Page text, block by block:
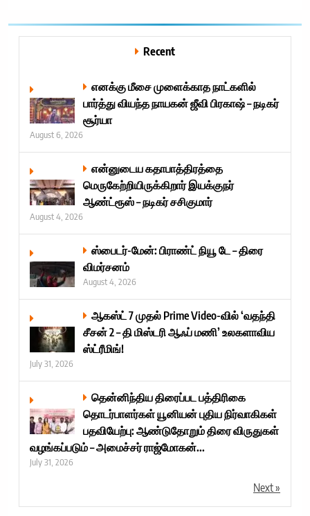
Recent
எனக்கு மீசை முளைக்காத நாட்களில்
பார்த்து வியந்த நாயகன் ஜீவி பிரகாஷ் – நடிகர்
சூர்யா
August 6, 2026
என்னுடைய கதாபாத்திரத்தை
மெருகேற்றியிருக்கிறார் இயக்குநர்
ஆண்ட்ரூஸ் – நடிகர் சசிகுமார்
August 4, 2026
ஸ்பைடர்-மேன்: பிராண்ட் நியூ டே – திரை
விமர்சனம்
August 4, 2026
ஆகஸ்ட் 7 முதல் Prime Video-வில் ‘வதந்தி
சீசன் 2 – தி மிஸ்டரி ஆஃப் மணி’ உலகளாவிய
ஸ்ட்ரீமிங்!
July 31, 2026
தென்னிந்திய திரைப்பட பத்திரிகை
தொடர்பாளர்கள் யூனியன் புதிய நிர்வாகிகள்
பதவியேற்பு: ஆண்டுதோறும் திரை விருதுகள்
வழங்கப்படும் – அமைச்சர் ராஜ்மோகன்...
July 31, 2026
Next »